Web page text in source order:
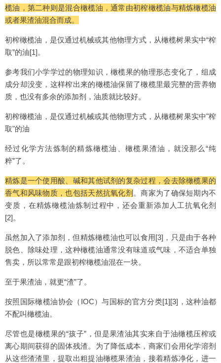
榄油，第二种则是混合橄榄油，通常由初榨橄榄油与精炼橄榄油
或者果渣油混合而成。
初榨橄榄油，是仅通过机械或其他物理方式，从橄榄树果实中“榨
取”的油[1]。
参考我们小学学过的物理知识，橄榄果的物理形态变化了，组成
成分却没变，这样榨出来的橄榄油保留了橄榄里最完整的营养物
质，也没有多余的添加剂，油质就比较好。
初榨橄榄油，是仅通过机械或其他物理方式，从橄榄树果实中"榨
取"的油
经过化学方法炼制的精炼橄榄油、橄榄果渣油，就没那么“纯
粹”了。
精炼是一个使用酸、碱和其他试剂的复杂过程，会去除橄榄果的
香气和风味物质，也包括天然抗氧化剂 。商家为了确保短期内不
变质，在精炼橄榄油炼制过程中，还会重新添加人工抗氧化剂
[2]。
虽然加入了添加剂，但精炼橄榄油也可以食用[3]，只是由于各种
脱色、除味处理，这种橄榄油通常没有味道或气味，不适合单独
售卖，所以常常是跟初榨橄榄油混在一块。
至于果渣油，就更“渣”了。
按照国际橄榄油协会（IOC）与国标的官方分类[1][3]，这种油都
不配叫橄榄油。
尽管也是橄榄果的“孩子”，但是果渣油其实来自于油橄榄压榨或
离心期间获得的固体残渣。为了降低成本，商家们会用化学溶剂
从这些渣渣里，提取出粗提油橄榄果渣油，接着精炼净化，进一